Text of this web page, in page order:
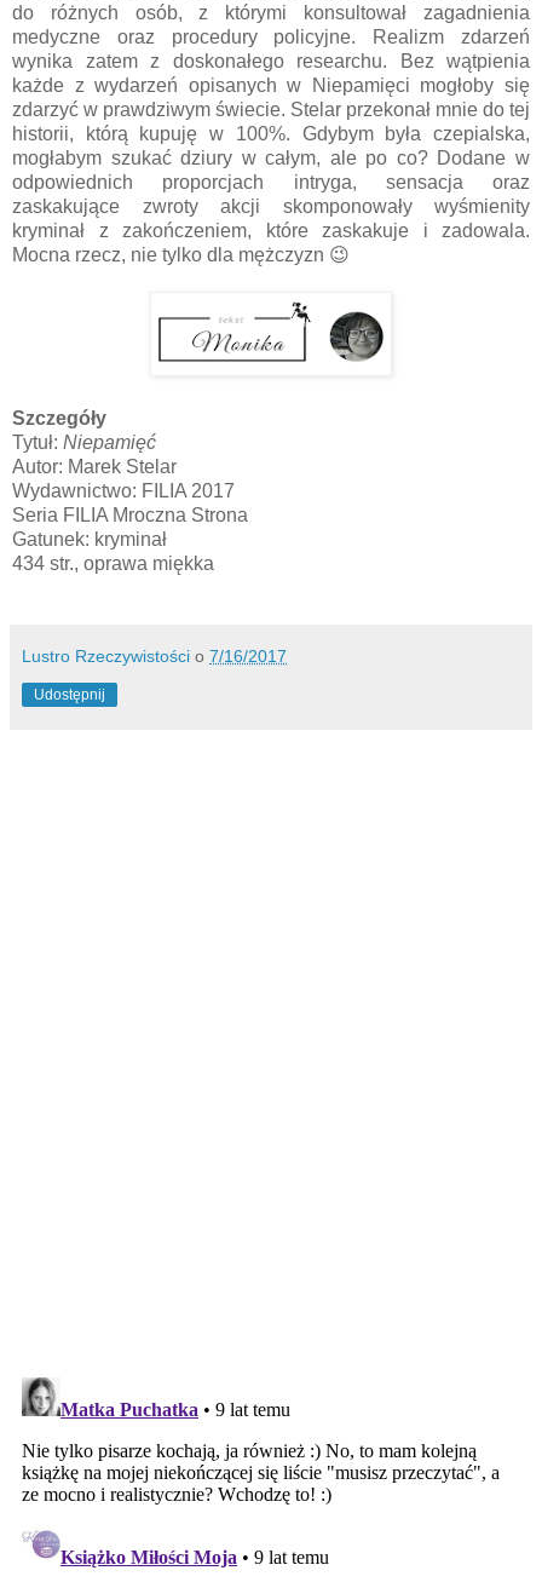
do różnych osób, z którymi konsultował zagadnienia
medyczne oraz procedury policyjne. Realizm zdarzeń
wynika zatem z doskonałego researchu. Bez wątpienia
każde z wydarzeń opisanych w Niepamięci mogłoby się
zdarzyć w prawdziwym świecie. Stelar przekonał mnie do tej
historii, którą kupuję w 100%. Gdybym była czepialska,
mogłabym szukać dziury w całym, ale po co? Dodane w
odpowiednich proporcjach intryga, sensacja oraz
zaskakujące zwroty akcji skomponowały wyśmienity
kryminał z zakończeniem, które zaskakuje i zadowala.
Mocna rzecz, nie tylko dla mężczyzn 😉
Szczegóły
Tytuł: Niepamięć
Autor: Marek Stelar
Wydawnictwo: FILIA 2017
Seria FILIA Mroczna Strona
Gatunek: kryminał
434 str., oprawa miękka
Lustro Rzeczywistości o 7/16/2017
Udostępnij